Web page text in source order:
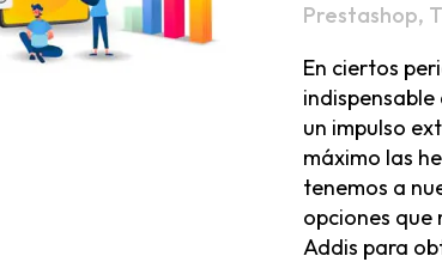
Prestashop,
En ciertos
un impulso
máximo las
tenemos a
opciones que
Addis para